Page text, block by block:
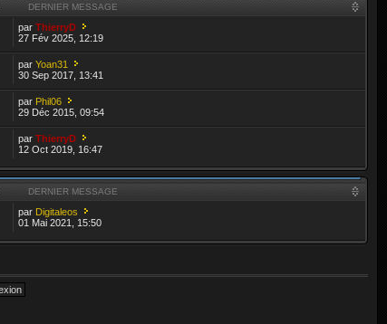
DERNIER MESSAGE
parThierryD
27 Fév 2025, 12:19
parYoan31
30 Sep 2017, 13:41
par Phil06
29 Déc 2015, 09:54
parThierryD
12 Oct 2019, 16:47
DERNIER MESSAGE
par Digitaleos
01 Mai 2021, 15:50